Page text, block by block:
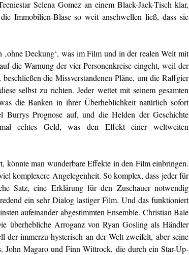
Selena Gomez an einem Black-Jack-Tisch klar,
Immobilien-Blase so weit anschwellen ließ, dass sie
Deckung‘, was im Film und in der realen Welt mit
die Warnung der vier Personenkreise eingeht, weil der
die Missverstandenen Pläne, um die Raffgier
selbst zu richten. Jeder wettet mit seinem gesamten
die Banken in ihrer Überheblichkeit natürlich sofort
Burrys Prognose auf, und die Helden der Geschichte
echtes Geld, was den Effekt einer weltweiten
könnte man wunderbare Effekte in den Film einbringen.
komplexere Angelegenheit. So komplex, dass jeder für
Satz, eine Erklärung für den Zuschauer notwendig
ein sehr Dialog lastiger Film. Und das funktioniert
aufeinander abgestimmten Ensemble. Christian Bale
überhebliche Arroganz von Ryan Gosling als Händler
der immerzu hysterisch an der Welt zweifelt, aber seine
John Magaro und Finn Wittrock, die durch ein Star-Up-